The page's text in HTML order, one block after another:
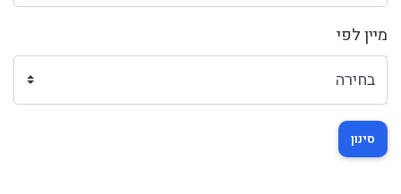
מיין לפי
סינון